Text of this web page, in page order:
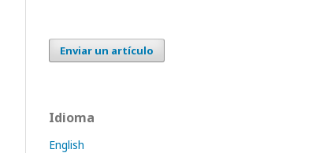
Enviar un artículo
Idioma
English